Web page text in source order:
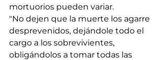
mortuorios pueden variar.
"No dejen que la muerte los agarre
desprevenidos, dejándole todo el
cargo a los sobrevivientes,
obligándolos a tomar todas las